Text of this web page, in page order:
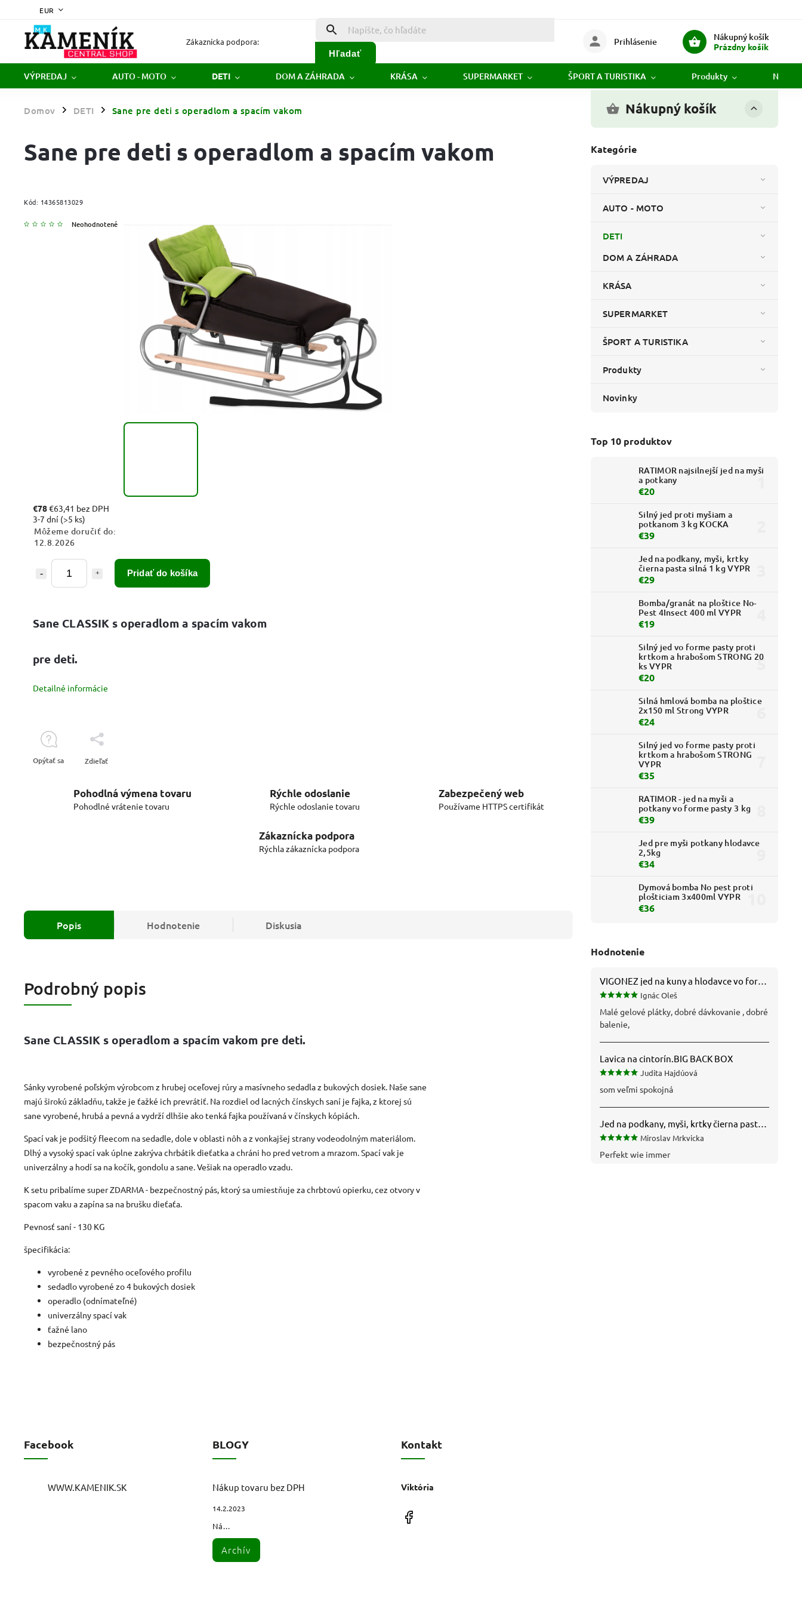
EUR
Zákaznícka podpora:
Hľadať
Nákupný košík
Prázdny košík
Prihlásenie
VÝPREDAJ AUTO - MOTO DETI DOM A ZÁHRADA KRÁSA SUPERMARKET ŠPORT A TURISTIKA Produkty
Domov / DETI / Sane pre deti s operadlom a spacím vakom Nákupný košík
Kategórie
VÝPREDAJ
AUTO - MOTO
DETI
DOM A ZÁHRADA
KRÁSA
SUPERMARKET
ŠPORT A TURISTIKA
Produkty
Novinky
Top 10 produktov
RATIMOR najsilnejší jed na myši
a potkany
€20
Silný jed proti myšiam a
potkanom 3 kg KOCKA
€39
Jed na podkany, myši, krtky
čierna pasta silná 1 kg VYPR
€29
Bomba/granát na ploštice No-
Pest 4Insect 400 ml VYPR
€19
Silný jed vo forme pasty proti
krtkom a hrabošom STRONG 20
ks VYPR
€20
Silná hmlová bomba na ploštice
2x150 ml Strong VYPR
€24
Silný jed vo forme pasty proti
krtkom a hrabošom STRONG
VYPR
€35
RATIMOR - jed na myši a
potkany vo forme pasty 3 kg
€39
Jed pre myši potkany hlodavce
2,5kg
€34
Dymová bomba No pest proti
plošticiam 3x400ml VYPR
€36
Hodnotenie
VIGONEZ jed na kuny a hlodavce vo forme pasty 1,5 kg
Ignác Oleš
Malé gelové plátky, dobré dávkovanie , dobré
balenie,
Lavica na cintorín.BIG BACK BOX
Judita Hajdúová
som veľmi spokojná
Jed na podkany, myši, krtky čierna pasta silná 1 kg VYPR
Miroslav Mrkvicka
Perfekt wie immer
Sane pre deti s operadlom a spacím vakom
Kód: 14365813029
Neohodnotené
€78€63,41 bez DPH
3-7 dní (>5 ks)
Môžeme doručiť do:
12.8.2026
Pridať do košíka
Sane CLASSIK s operadlom a spacím vakom
pre deti.
Detailné informácie
Opýtať sa Zdieľať
Pohodlná výmena tovaru
Pohodlné vrátenie tovaru
Rýchle odoslanie
Rýchle odoslanie tovaru
Zabezpečený web
Používame HTTPS certifikát
Zákaznícka podpora
Rýchla zákaznícka podpora
Popis Hodnotenie Diskusia
Podrobný popis
Sane CLASSIK s operadlom a spacím vakom pre deti.
Sánky vyrobené poľským výrobcom z hrubej oceľovej rúry a masívneho sedadla z bukových dosiek. Naše sane
majú širokú základňu, takže je ťažké ich prevrátiť. Na rozdiel od lacných čínskych saní je fajka, z ktorej sú
sane vyrobené, hrubá a pevná a vydrží dlhšie ako tenká fajka používaná v čínskych kópiách.
Spací vak je podšitý fleecom na sedadle, dole v oblasti nôh a z vonkajšej strany vodeodolným materiálom.
Dlhý a vysoký spací vak úplne zakrýva chrbátik dieťatka a chráni ho pred vetrom a mrazom. Spací vak je
univerzálny a hodí sa na kočík, gondolu a sane. Vešiak na operadlo vzadu.
K setu pribalíme super ZDARMA - bezpečnostný pás, ktorý sa umiestňuje za chrbtovú opierku, cez otvory v
spacom vaku a zapína sa na brušku dieťaťa.
Pevnosť saní - 130 KG
špecifikácia:
vyrobené z pevného oceľového profilu
sedadlo vyrobené zo 4 bukových dosiek
operadlo (odnímateľné)
univerzálny spací vak
ťažné lano
bezpečnostný pás
Facebook
WWW.KAMENIK.SK
BLOGY
Nákup tovaru bez DPH
14.2.2023
Ná...
Archív
Kontakt
Viktória